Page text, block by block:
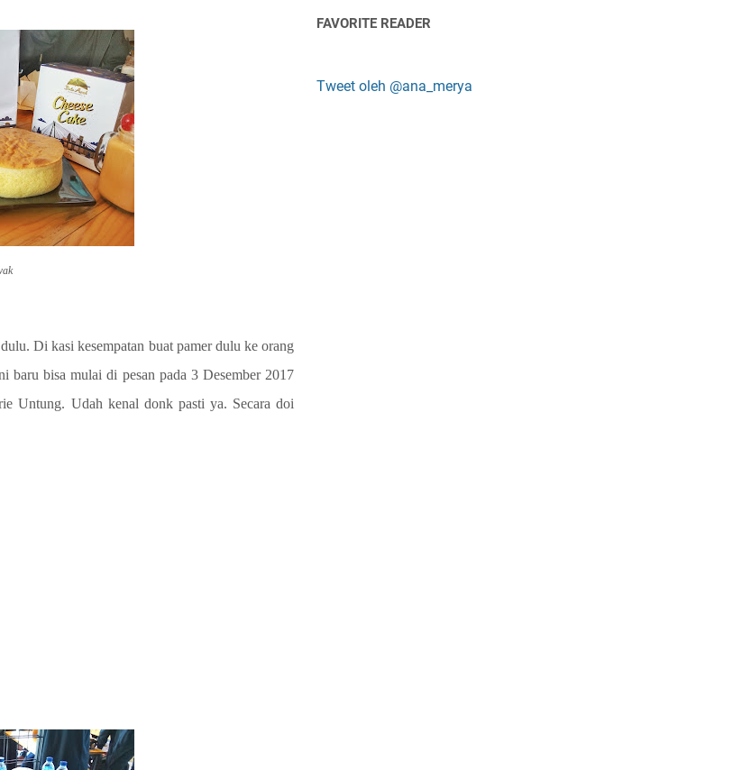
Di kasi kesempatan buat pamer dulu ke orang
baru bisa mulai di pesan pada 3 Desember 2017
Untung. Udah kenal donk pasti ya. Secara doi
FAVORITE READER
Tweet oleh @ana_merya